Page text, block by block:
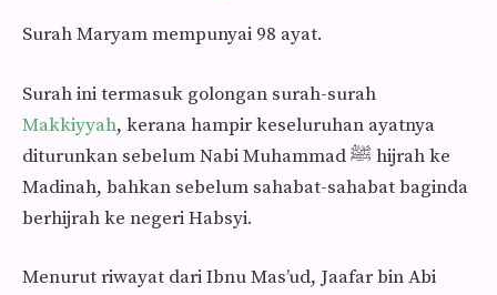
Surah Maryam mempunyai 98 ayat.
Surah ini termasuk golongan surah-surah
Makkiyyah, kerana ham­pir keseluruhan ayatnya
diturunkan sebelum Nabi Muhammad ﷺ hijrah ke
Madinah, bahkan se­belum sahabat-sahabat baginda
berhijrah ke negeri Habsyi.
Menurut riwayat dari Ibnu Mas’ud, Jaafar bin Abi